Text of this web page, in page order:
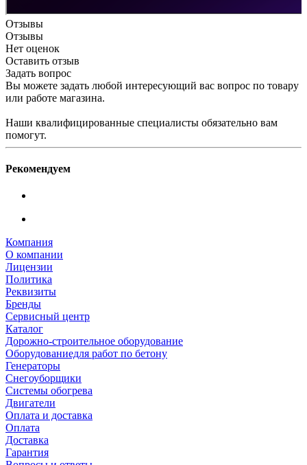
Отзывы
Отзывы
Нет оценок
Оставить отзыв
Задать вопрос
Вы можете задать любой интересующий вас вопрос по товару
или работе магазина.
Наши квалифицированные специалисты обязательно вам
помогут.
Рекомендуем
Компания
О компании
Лицензии
Политика
Реквизиты
Бренды
Сервисный центр
Каталог
Дорожно-строительное оборудование
Оборудованиедля работ по бетону
Генераторы
Снегоуборщики
Системы обогрева
Двигатели
Оплата и доставка
Оплата
Доставка
Гарантия